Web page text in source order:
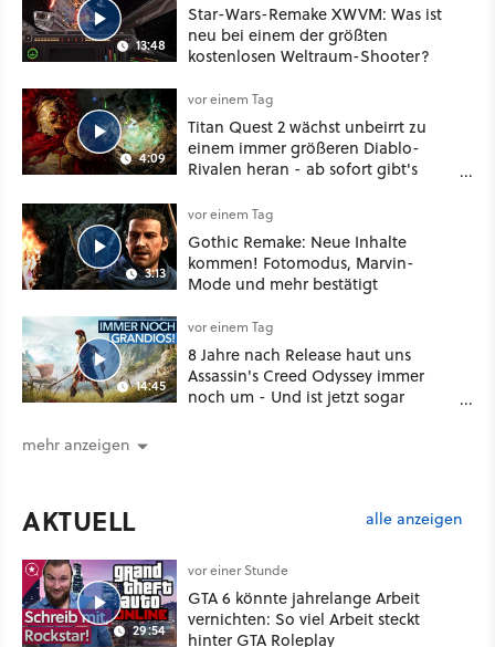
13:48
Star-Wars-Remake XWVM: Was ist
neu bei einem der größten
kostenlosen Weltraum-Shooter?
4:09
vor einem Tag
Titan Quest 2 wächst unbeirrt zu
einem immer größeren Diablo-
Rivalen heran - ab sofort gibt's
Klasse
3:13
vor einem Tag
Gothic Remake: Neue Inhalte
kommen! Fotomodus, Marvin-
Mode und mehr bestätigt
14:45
vor einem Tag
8 Jahre nach Release haut uns
Assassin's Creed Odyssey immer
noch um - Und ist jetzt sogar
mehr anzeigen
AKTUELL alle anzeigen
29:54
vor einer Stunde
GTA 6 könnte jahrelange Arbeit
vernichten: So viel Arbeit steckt
hinter GTA Roleplay